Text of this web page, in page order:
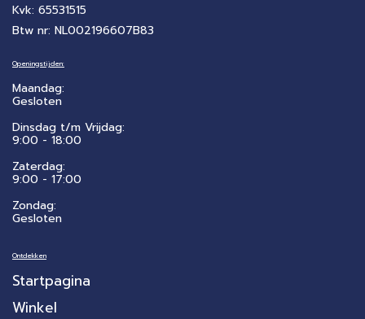
Kvk: 65531515
Btw nr: NL002196607B83
Openingstijden:
Maandag:
Gesloten
Dinsdag t/m Vrijdag:
9:00 - 18:00
Zaterdag:
​9:00 - 17:00
Zondag:
Gesloten
Ontdekken
Startpagina
Winkel